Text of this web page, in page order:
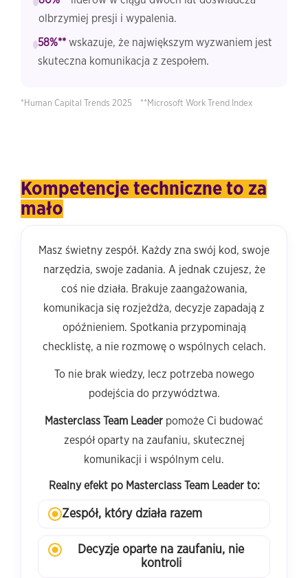
olbrzymiej presji i wypalenia.
58%**wskazuje, że największym wyzwaniem jest
skuteczna komunikacja z zespołem.
*Human Capital Trends 2025 **Microsoft Work Trend Index
Kompetencje techniczne to za
mało
Masz świetny zespół. Każdy zna swój kod, swoje
narzędzia, swoje zadania. A jednak czujesz, że
coś nie działa. Brakuje zaangażowania,
komunikacja się rozjeżdża, decyzje zapadają z
opóźnieniem. Spotkania przypominają
checklistę, a nie rozmowę o wspólnych celach.
To nie brak wiedzy, lecz potrzeba nowego
podejścia do przywództwa.
Masterclass Team Leader pomoże Ci budować
zespół oparty na zaufaniu, skutecznej
komunikacji i wspólnym celu.
Realny efekt po Masterclass Team Leader to:
Zespół, który działa razem
Decyzje oparte na zaufaniu, nie
kontroli